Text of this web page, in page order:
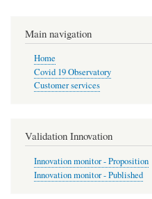
Main navigation
Home
Covid 19 Observatory
Customer services
Validation Innovation
Innovation monitor - Proposition
Innovation monitor - Published